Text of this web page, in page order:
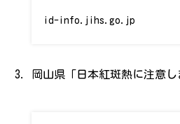
id-info.jihs.go.jp
岡山県「日本紅斑熱に注意し